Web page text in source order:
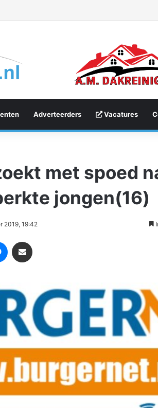
Adverteerders Vacatures
met spoed
jongen(16)
2019, 19:42